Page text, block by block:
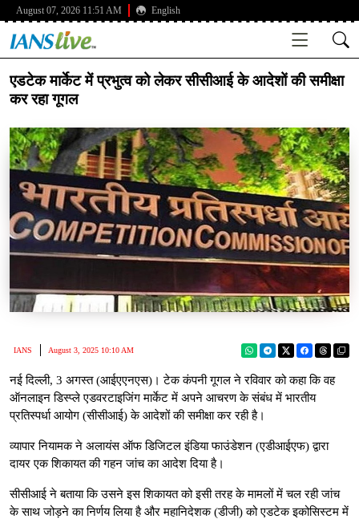
August 07, 2026 11:51 AM English
एडटेक मार्केट में प्रभुत्व को लेकर सीसीआई के आदेशों की समीक्षा
कर रहा गूगल
IANS August 3, 2025 10:10 AM
नई दिल्ली, 3 अगस्त (आईएएनएस)। टेक कंपनी गूगल ने रविवार को कहा कि वह
ऑनलाइन डिस्प्ले एडवरटाइजिंग मार्केट में अपने आचरण के संबंध में भारतीय
प्रतिस्पर्धा आयोग (सीसीआई) के आदेशों की समीक्षा कर रही है।
व्यापार नियामक ने अलायंस ऑफ डिजिटल इंडिया फाउंडेशन (एडीआईएफ) द्वारा
दायर एक शिकायत की गहन जांच का आदेश दिया है।
सीसीआई ने बताया कि उसने इस शिकायत को इसी तरह के मामलों में चल रही जांच
के साथ जोड़ने का निर्णय लिया है और महानिदेशक (डीजी) को एडटेक इकोसिस्टम में